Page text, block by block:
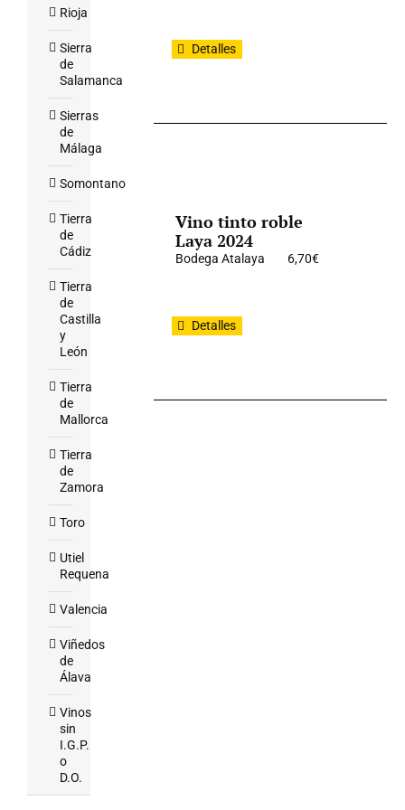
Detalles
Vino tinto roble
Laya 2024
Bodega Atalaya 6,70€
Detalles
Rioja
Sierra
de
Salamanca
Sierras
de
Málaga
Somontano
Tierra
de
Cádiz
Tierra
de
Castilla
y
León
Tierra
de
Mallorca
Tierra
de
Zamora
Toro
Utiel
Requena
Valencia
Viñedos
de
Álava
Vinos
sin
I.G.P.
o
D.O.